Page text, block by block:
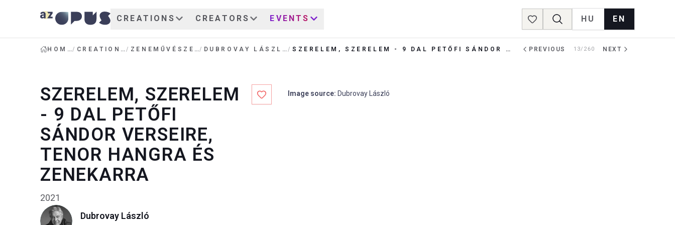
CREATIONS CREATORS EVENTS
Favorites
HU EN
HOME/ CREATIONS/ ZENEMŰVÉSZET/ DUBROVAY LÁSZLÓ/ SZERELEM, SZERELEM - 9 DAL PETŐFI SÁNDOR VERSEIRE, TENOR HANGRA ÉS ZENEKARRA PREVIOUS 13/260 NEXT
SZERELEM, SZERELEM
- 9 DAL PETŐFI
SÁNDOR VERSEIRE,
TENOR HANGRA ÉS
ZENEKARRA
2021
Dubrovay László
Image source: Dubrovay László